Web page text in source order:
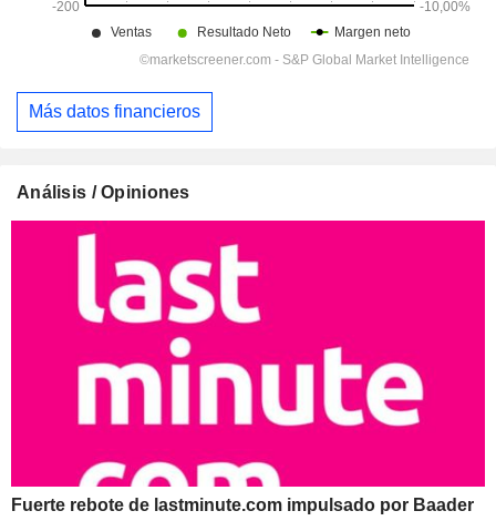
Más datos financieros
Análisis / Opiniones
Fuerte rebote de lastminute.com impulsado por Baader